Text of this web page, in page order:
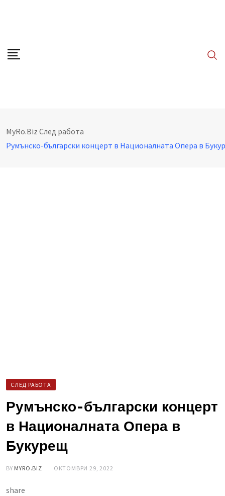
MyRo.Biz След работа
Румънско-български концерт в Националната Опера в
СЛЕД РАБОТА
Румънско-български концерт
в Националната Опера в
Букурещ
BY MYRO.BIZ ОКТОМВРИ 29, 2022
share